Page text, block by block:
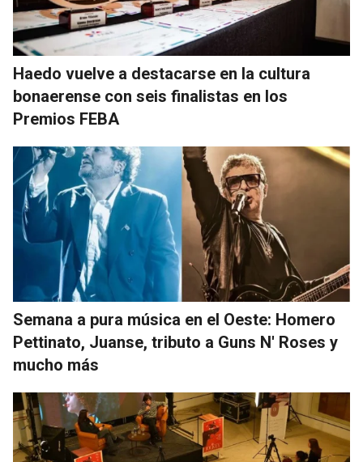
Haedo vuelve a destacarse en la cultura
bonaerense con seis finalistas en los
Premios FEBA
Semana a pura música en el Oeste: Homero
Pettinato, Juanse, tributo a Guns N' Roses y
mucho más